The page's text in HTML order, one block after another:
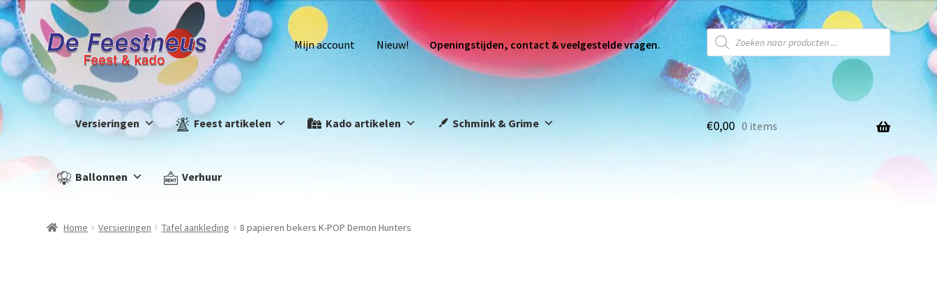
Mijn account Nieuw! Openingstijden, contact & veelgestelde vragen.
Versieringen Feest artikelen Kado artikelen Schmink & Grime
Ballonnen Verhuur
€0,00 0 items
Home Versieringen Tafel aankleding 8 papieren bekers K-POP Demon Hunters